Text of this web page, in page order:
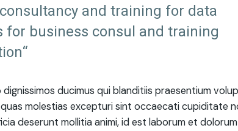
and training for data
business consul and training
ducimus qui blanditiis praesentium
molestias excepturi sint occaecati cupiditate
deserunt mollitia animi, id est laborum et